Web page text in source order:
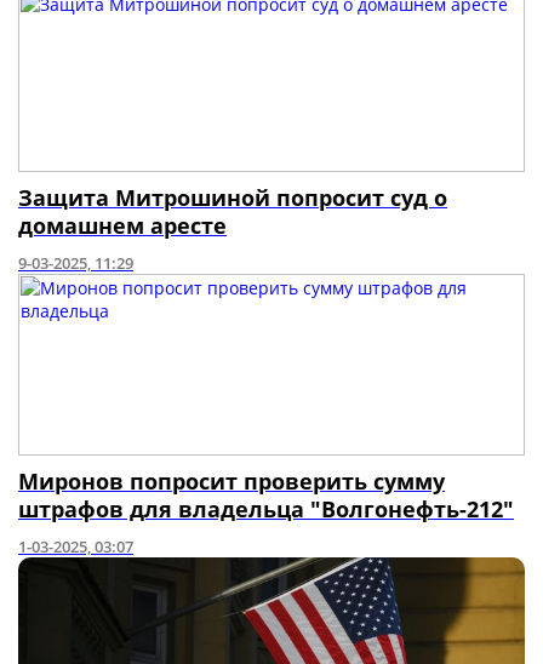
Защита Митрошиной попросит суд о
домашнем аресте
9-03-2025, 11:29
Миронов попросит проверить сумму
штрафов для владельца "Волгонефть-212"
1-03-2025, 03:07